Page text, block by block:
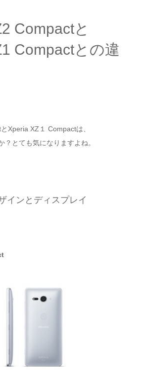
Compactと
Compactとの違
Xperia XZ１ Compactは、
？とても気になりますよね。
ンとディスプレイ